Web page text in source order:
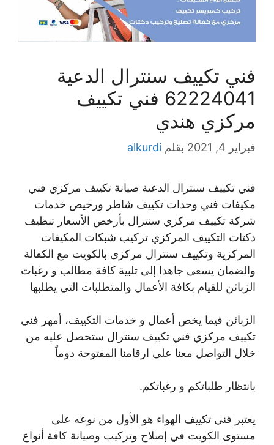
فني تكييف سنترال الدعية
62224041 فني تكييف
مركزي هندي
فبراير 4, 2021 بقلم alkurdi
فني تكييف سنترال الدعية صيانة تكييف مركزي فني
مكيفات فني وحدات تكييف شاطر ورخيص خدمات
شركة تكييف مركزي سنترال بأرخص الأسعار تنظيف
دكتات التكييف المركزي تركيب شبكات المكيفات
المركزية وتكييف سنترال مركزى بالكويت مع الكفالة
والضمان يسعى جاهدا إلى تلبية كافة مطالب و رغبات
الزبائن للقيام بكافة الأعمال والمتطلبات التي يطلبها
الزبائن فيما يخص أعمال و خدمات التكييف، أمهر فني
تكييف مركزي فني تكييف سنترال ستحصل عليه من
خلال التواصل معنا على ارقامنا المفتوحة دوماً
بانتظار طلباتكم و رغباتكم.
يعتبر فني تكييف الهواء هو الأول من نوعه على
مستوى الكويت في إصلاح وتركيب وصيانة كافة أنواع